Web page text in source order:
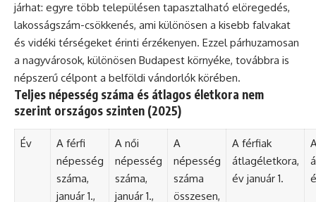
járhat: egyre több településen tapasztalható elöregedés,
lakosságszám-csökkenés, ami különösen a kisebb falvakat
és vidéki térségeket érinti érzékenyen. Ezzel párhuzamosan
a nagyvárosok, különösen Budapest környéke, továbbra is
népszerű célpont a belföldi vándorlók körében.
Teljes népesség száma és átlagos életkora nem
szerint országos szinten (2025)
Év
A férfi
népesség
száma,
január 1.,
A női
népesség
száma,
január 1.,
A
népesség
száma
összesen,
A férfiak
átlagéletkora,
év január 1.